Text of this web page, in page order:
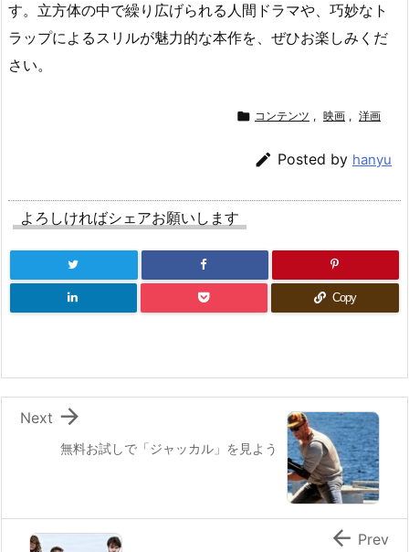
す。立方体の中で繰り広げられる人間ドラマや、巧妙なト
ラップによるスリルが魅力的な本作を、ぜひお楽しみくだ
さい。
 コンテンツ , 映画 , 洋画
 Posted by hanyu
よろしければシェアお願いします
Copy
無料お試しで「ジャッカル」を見よう

Next
 Prev